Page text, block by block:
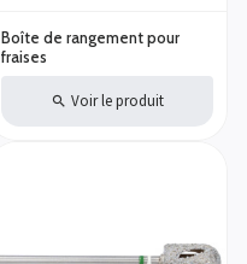
Boîte de rangement pour
fraises
Voir le produit